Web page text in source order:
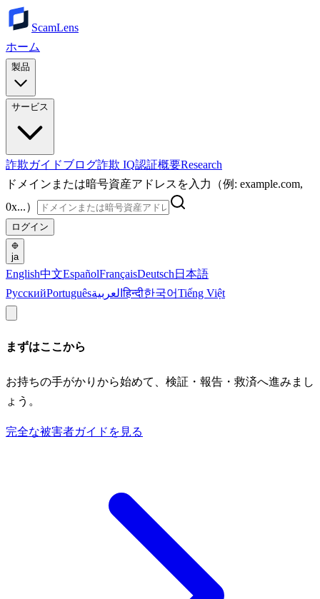
ScamLens
ホーム
製品
サービス
詐欺ガイドブログ詐欺 IQ認証概要Research
ドメインまたは暗号資産アドレスを入力（例: example.com,
0x...）
ログイン
ja
English中文EspañolFrançaisDeutsch 日本語
РусскийPortuguêsالعربيةहिन्दी한국어Tiếng Việt
まずはここから
お持ちの手がかりから始めて、検証・報告・救済へ進みまし
ょう。
完全な被害者ガイドを見る